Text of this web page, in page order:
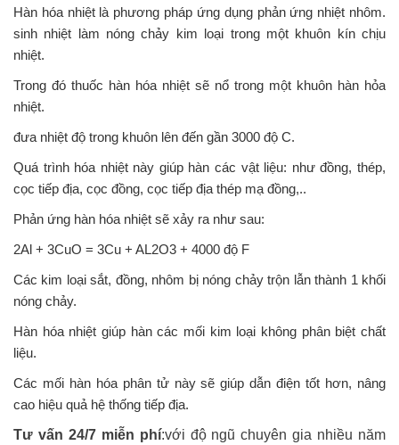
Hàn hóa nhiệt là phương pháp ứng dụng phản ứng nhiệt nhôm.
sinh nhiệt làm nóng chảy kim loại trong một khuôn kín chịu
nhiệt.
Trong đó thuốc hàn hóa nhiệt sẽ nổ trong một khuôn hàn hỏa
nhiệt.
đưa nhiệt độ trong khuôn lên đến gần 3000 độ C.
Quá trình hóa nhiệt này giúp hàn các vật liệu: như đồng, thép,
cọc tiếp địa, cọc đồng, cọc tiếp địa thép mạ đồng,..
Phản ứng hàn hóa nhiệt sẽ xảy ra như sau:
2Al + 3CuO = 3Cu + AL2O3 + 4000 độ F
Các kim loại sắt, đồng, nhôm bị nóng chảy trộn lẫn thành 1 khối
nóng chảy.
Hàn hóa nhiệt giúp hàn các mối kim loại không phân biệt chất
liệu.
Các mối hàn hóa phân tử này sẽ giúp dẫn điện tốt hơn, nâng
cao hiệu quả hệ thống tiếp địa.
Tư vấn 24/7 miễn phí:với độ ngũ chuyên gia nhiều năm